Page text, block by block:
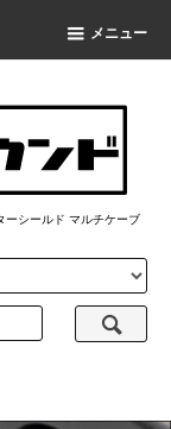
メニュー
シールド マルチケーブ